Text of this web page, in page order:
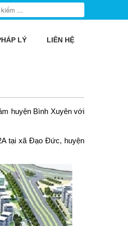
LÝ LIÊN HỆ
huyện Bình Xuyên với
tại xã Đạo Đức, huyện